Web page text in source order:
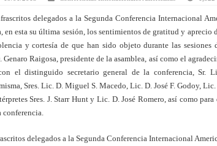
delegados a la Segunda Conferencia Internacional
en esta su última sesión, los sentimientos de gratitud y aprecio
y cortesía de que han sido objeto durante las sesiones
Genaro Raigosa, presidente de la asamblea, así como el
el distinguido secretario general de la conferencia, Sr.
Sres. Lic. D. Miguel S. Macedo, Lic. D. José F. Godoy,
Sres. J. Starr Hunt y Lic. D. José Romero, así como
delegados a la Segunda Conferencia Internacional